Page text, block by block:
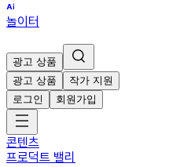
놀이터
광고 상품
광고 상품
작가 지원
로그인
회원가입
콘텐츠
프로덕트 밸리